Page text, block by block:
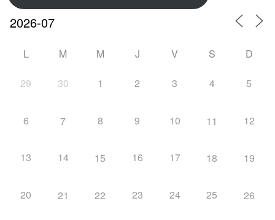
L M M J V S D
29 30 1 2 3 4 5
6 7 8 9 10 11 12
13 14 15 16 17 18 19
20 21 22 23 24 25 26